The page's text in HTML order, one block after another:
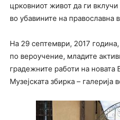
црковниот живот да ги
во убавините на православна
На 29 септември, 2017
по вероучение, младите
градежните работи на новата
Музејската збирка – галерија